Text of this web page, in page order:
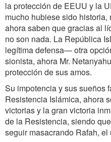
la protección de EEUU y la
mucho hubiese sido
ahora saben que gracias al
no son nada. La República
legítima defensa— otra
sionista, ahora Mr.
protección de sus amos.
Su impotencia y sus sueños
Resistencia Islámica, ahora
victorias y la gran victoria
de la Resistencia, siendo
seguir masacrando Rafah,